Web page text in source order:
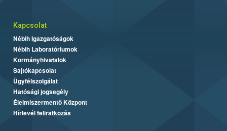
Kapcsolat
Nébih Igazgatóságok
Nébih Laboratóriumok
Kormányhivatalok
Sajtókapcsolat
Ügyfélszolgálat
Hatósági jogsegély
Élelmiszermentő Központ
Hírlevél feliratkozás